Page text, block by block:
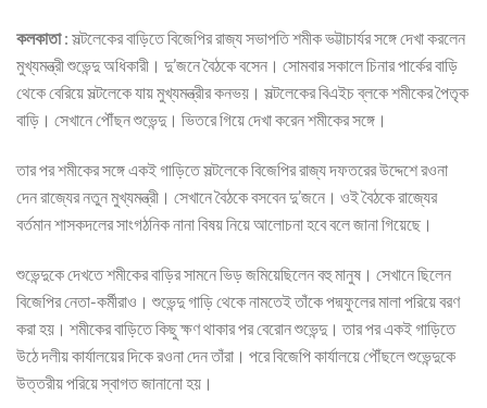
কলকাতা: সল্টলেকের বাড়িতে বিজেপির রাজ্য সভাপতি শমীক ভট্টাচার্যর সঙ্গে দেখা করলেন
মুখ্যমন্ত্রী শুভেন্দু অধিকারী। দু’জনে বৈঠকে বসেন। সোমবার সকালে চিনার পার্কের বাড়ি
থেকে বেরিয়ে সল্টলেকে যায় মুখ্যমন্ত্রীর কনভয়। সল্টলেকের বিএইচ ব্লকে শমীকের পৈতৃক
বাড়ি। সেখানে পৌঁছন শুভেন্দু। ভিতরে গিয়ে দেখা করেন শমীকের সঙ্গে।
তার পর শমীকের সঙ্গে একই গাড়িতে সল্টলেকে বিজেপির রাজ্য দফতরের উদ্দেশে রওনা
দেন রাজ্যের নতুন মুখ্যমন্ত্রী। সেখানে বৈঠকে বসবেন দু’জনে। ওই বৈঠকে রাজ্যের
বর্তমান শাসকদলের সাংগঠনিক নানা বিষয় নিয়ে আলোচনা হবে বলে জানা গিয়েছে।
শুভেন্দুকে দেখতে শমীকের বাড়ির সামনে ভিড় জমিয়েছিলেন বহু মানুষ। সেখানে ছিলেন
বিজেপির নেতা-কর্মীরাও। শুভেন্দু গাড়ি থেকে নামতেই তাঁকে পদ্মফুলের মালা পরিয়ে বরণ
করা হয়। শমীকের বাড়িতে কিছু ক্ষণ থাকার পর বেরোন শুভেন্দু। তার পর একই গাড়িতে
উঠে দলীয় কার্যালয়ের দিকে রওনা দেন তাঁরা। পরে বিজেপি কার্যালয়ে পৌঁছলে শুভেন্দুকে
উত্তরীয় পরিয়ে স্বাগত জানানো হয়।